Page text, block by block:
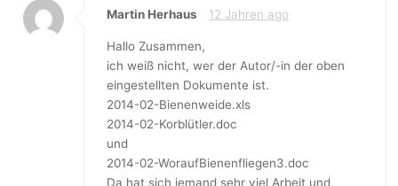
Martin Herhaus 12 Jahren ago
Hallo Zusammen,
ich weiß nicht, wer der Autor/-in der oben
eingestellten Dokumente ist.
2014-02-Bienenweide.xls
2014-02-Korblütler.doc
und
2014-02-WoraufBienenfliegen3.doc
Da hat sich jemand sehr viel Arbeit und